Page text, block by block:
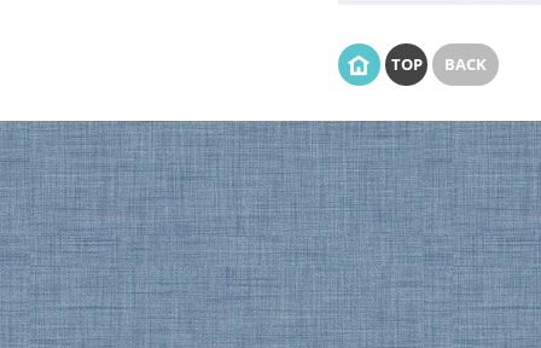
TOP BACK